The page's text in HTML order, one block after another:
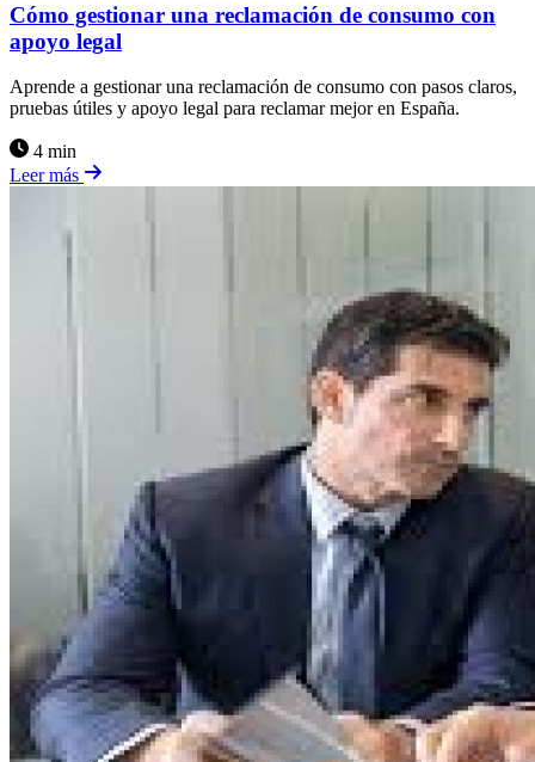
Cómo gestionar una reclamación de consumo con
apoyo legal
Aprende a gestionar una reclamación de consumo con pasos claros,
pruebas útiles y apoyo legal para reclamar mejor en España.
4 min
Leer más